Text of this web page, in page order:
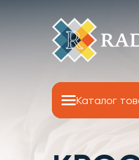
Каталог